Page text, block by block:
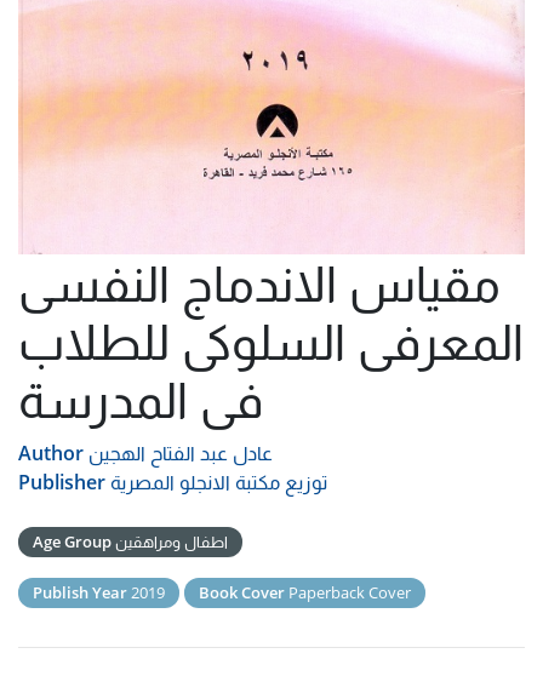
مقياس الاندماج النفسى
المعرفى السلوكى للطلاب
فى المدرسة
Author عادل عبد الفتاح الهجين
Publisher توزيع مكتبة الانجلو المصرية
Age Groupاطفال ومراهقين
Publish Year2019 Book Cover Paperback Cover